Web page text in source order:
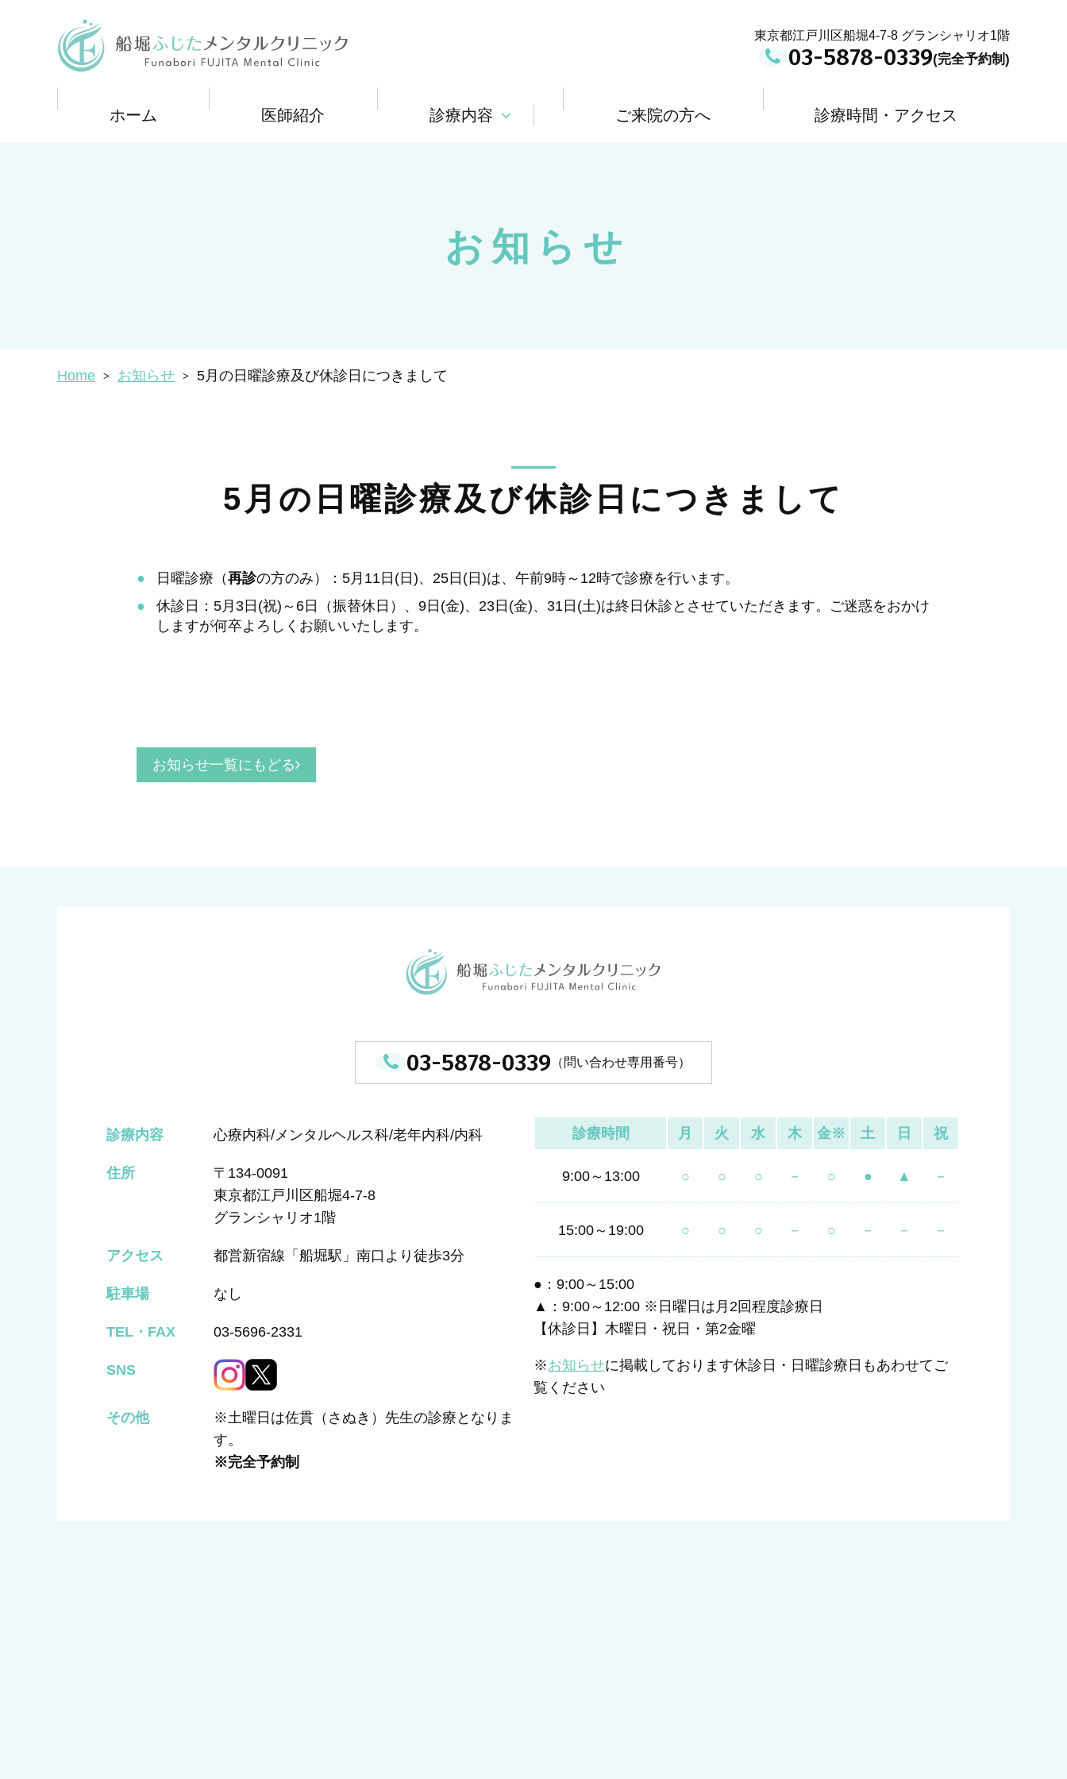
船堀ふじたメンタルクリニック
東京都江戸川区船堀4-7-8 グランシャリオ1階
03-5878-0339
ホーム 医師紹介 診療内容 ご来院の方へ 診療時間・アクセス
Home お知らせ 5月の日曜診療及び休診日につきまして
お知らせ
5月の日曜診療及び休診日につきまして
日曜診療（再診の方のみ）：5月11日(日)、25日(日)は、午前9時～12時で診療を行います。
休診日：5月3日(祝)～6日（振替休日）、9日(金)、23日(金)、31日(土)は終日休診とさせていただきます。ご迷惑をおかけ
しますが何卒よろしくお願いいたします。
お知らせ一覧にもどる
03-5878-0339
診療内容 心療内科/メンタルヘルス科/老年内科/内科
住所
〒134-0091
東京都江戸川区船堀4-7-8
グランシャリオ1階
アクセス 都営新宿線「船堀駅」南口より徒歩3分
駐車場 なし
TEL・FAX 03-5696-2331
SNS
その他
※土曜日は佐貫（さぬき）先生の診療となりま
す。
※完全予約制
診療時間 月 火 水 木 金※ 土 日 祝
9:00～13:00 ○ ○ ○ － ○ ● ▲ －
15:00～19:00 ○ ○ ○ － ○ － － －
●：9:00～15:00
▲：9:00～12:00 ※日曜日は月2回程度診療日
【休診日】木曜日・祝日・第2金曜
※お知らせに掲載しております休診日・日曜診療日もあわせてご
覧ください